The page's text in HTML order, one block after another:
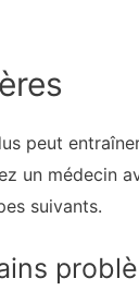
peut
un médecin
suivants.